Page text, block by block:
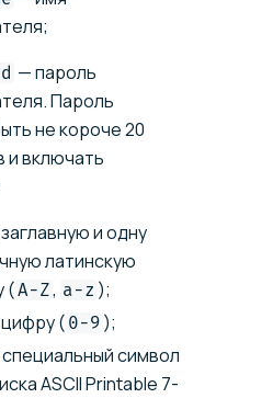
— пароль
Пароль
не короче 20
и включать
и одну
латинскую
(A-Z, a-z );
( 0-9 );
символ
ASCII Printable 7-